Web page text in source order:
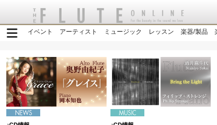
イベント アーティスト ミュージック レッスン 楽器/製品